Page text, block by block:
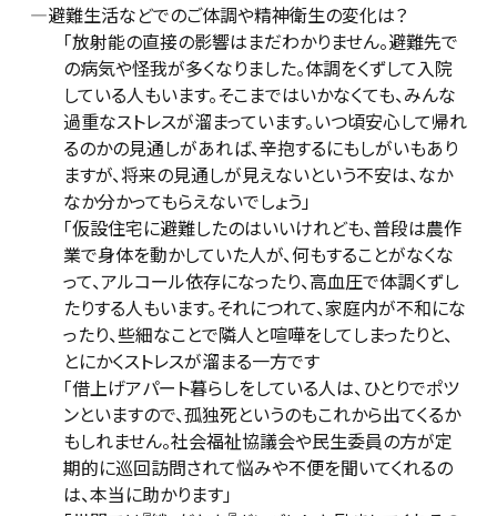
―避難生活などでのご体調や精神衛生の変化は？
「放射能の直接の影響はまだわかりません。避難先で
の病気や怪我が多くなりました。体調をくずして入院
している人もいます。そこまではいかなくても、みんな
過重なストレスが溜まっています。いつ頃安心して帰れ
るのかの見通しがあれば、辛抱するにもしがいもあり
ますが、将来の見通しが見えないという不安は、なか
なか分かってもらえないでしょう」
「仮設住宅に避難したのはいいけれども、普段は農作
業で身体を動かしていた人が、何もすることがなくな
って、アルコール依存になったり、高血圧で体調くずし
たりする人もいます。それにつれて、家庭内が不和にな
ったり、些細なことで隣人と喧嘩をしてしまったりと、
とにかくストレスが溜まる一方です
「借上げアパート暮らしをしている人は、ひとりでポツ
ンといますので、孤独死というのもこれから出てくるか
もしれません。社会福祉協議会や民生委員の方が定
期的に巡回訪問されて悩みや不便を聞いてくれるの
は、本当に助かります」